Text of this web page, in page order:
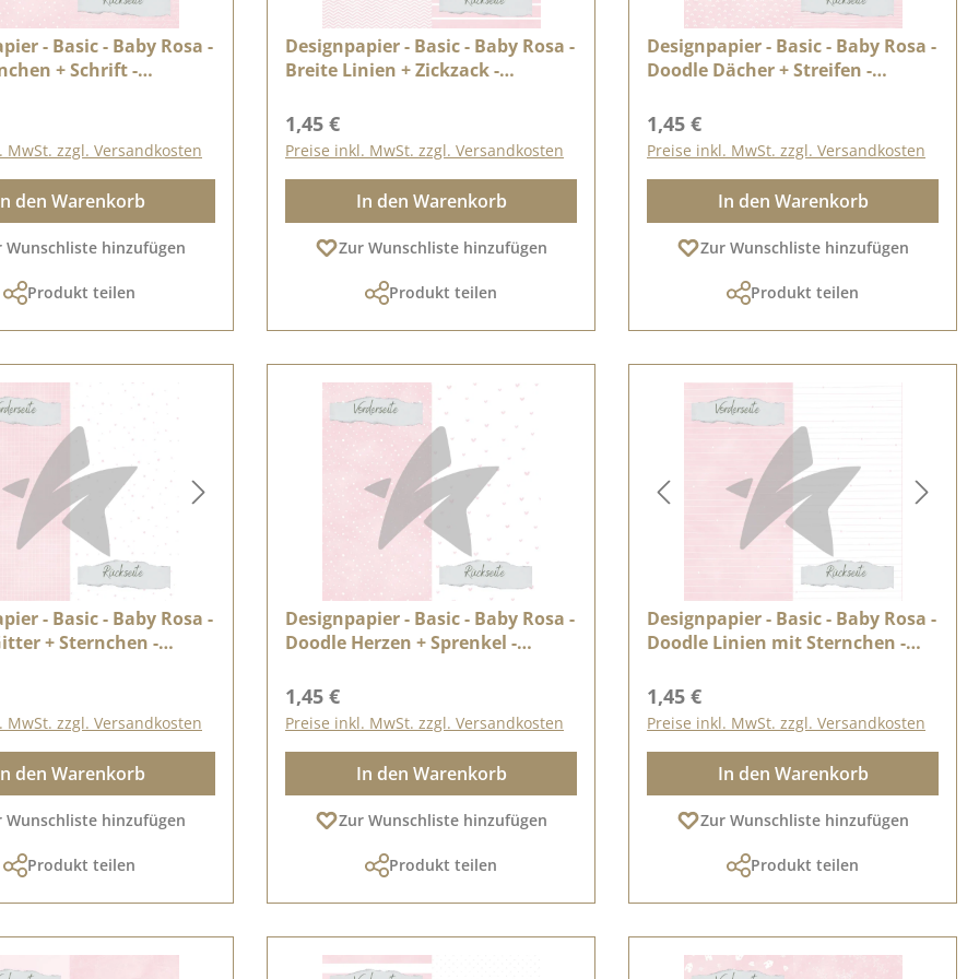
- Basic - Baby Rosa -
+ Schrift -
Preis:
MwSt. zzgl. Versandkosten
den Warenkorb
Wunschliste hinzufügen
Produkt teilen
Designpapier - Basic - Baby Rosa -
Breite Linien + Zickzack -
Regulärer Preis:
1,45 €
Preise inkl. MwSt. zzgl. Versandkosten
In den Warenkorb
Zur Wunschliste hinzufügen
Produkt teilen
Designpapier - Basic - Baby Rosa -
Doodle Dächer + Streifen -
Regulärer Preis:
1,45 €
Preise inkl. MwSt. zzgl. Versandkosten
In den Warenkorb
Zur Wunschliste hinzufügen
Produkt teilen
- Basic - Baby Rosa -
+ Sternchen -
Preis:
MwSt. zzgl. Versandkosten
den Warenkorb
Wunschliste hinzufügen
Produkt teilen
Designpapier - Basic - Baby Rosa -
Doodle Herzen + Sprenkel -
Regulärer Preis:
1,45 €
Preise inkl. MwSt. zzgl. Versandkosten
In den Warenkorb
Zur Wunschliste hinzufügen
Produkt teilen
Designpapier - Basic - Baby Rosa -
Doodle Linien mit Sternchen -
Regulärer Preis:
1,45 €
Preise inkl. MwSt. zzgl. Versandkosten
In den Warenkorb
Zur Wunschliste hinzufügen
Produkt teilen